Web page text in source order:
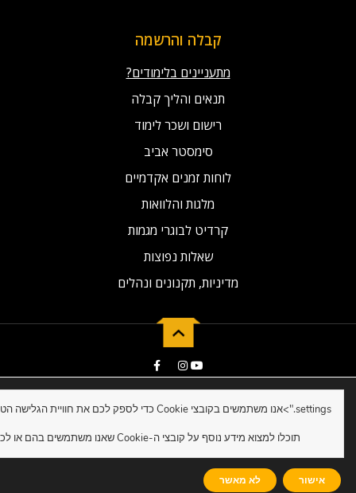
קבלה והרשמה
מתעניינים בלימודים?
תנאים והליך קבלה
רישום ושכר לימוד
סימסטר אביב
לוחות זמנים אקדמיים
מלגות והלוואות
קרדיט לבוגרי מגמות
שאלות נפוצות
מדיניות, תקנונים ונהלים
2019 © Developed by NG Universal
settings.">
תוכלו למצוא מידע נוסף על קובצי ה-Cookie שאנו משתמשים בהם או לכבות אותם ב-
אישור לא מאשר